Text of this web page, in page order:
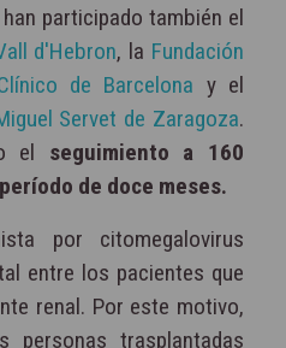
han participado también el
d'Hebron, la Fundación
de Barcelona y el
Servet de Zaragoza.
el seguimiento a 160
de doce meses.
por citomegalovirus
entre los pacientes que
renal. Por este motivo,
personas trasplantadas